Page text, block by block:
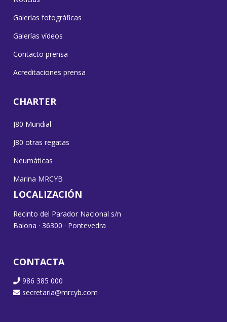
Galerías fotográficas
Galerías vídeos
Contacto prensa
Acreditaciones prensa
CHARTER
J80 Mundial
J80 otras regatas
Neumáticas
Marina MRCYB
LOCALIZACIÓN
Recinto del Parador Nacional s/n
Baiona · 36300 · Pontevedra
CONTACTA
986 385 000
secretaria@mrcyb.com